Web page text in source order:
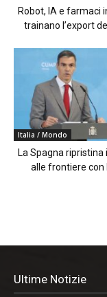
Robot, IA e farmaci
trainano l’export
Italia / Mondo
La Spagna ripristina
alle frontiere con
Ultime Notizie